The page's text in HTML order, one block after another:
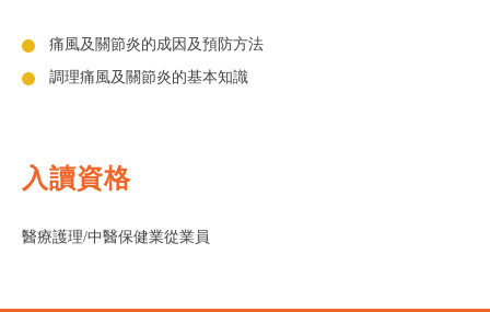
痛風及關節炎的成因及預防方法
調理痛風及關節炎的基本知識
入讀資格
醫療護理/中醫保健業從業員